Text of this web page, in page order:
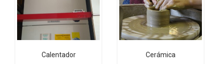
Calentador Cerámica